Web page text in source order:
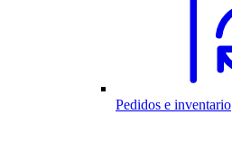
Pedidos e inventario